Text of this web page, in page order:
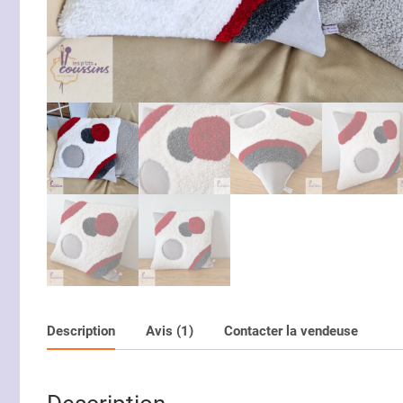
Description Avis (1) Contacter la vendeuse